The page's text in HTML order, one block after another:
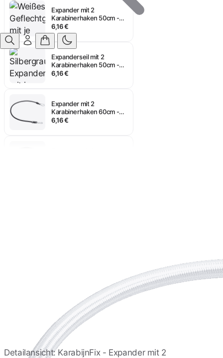
Anmelden
Karabinerhaken 50cm -
Weiß
6,16 €
Expanderseil mit 2
Karabinerhaken 50cm -
ALU
6,16 €
Karabinerhaken 60cm -
Schwarz
6,16 €
Karabinerhaken 50cm -
Expanderseil mit 2
Karabinerhaken 50cm -
ALU
6,16 €
Detailansicht: KarabijnFix - Expander mit 2